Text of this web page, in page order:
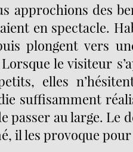
approchions des
en spectacle.
plongent vers
le visiteur
elles
suffisamment
passer au large. Le
il les provoque